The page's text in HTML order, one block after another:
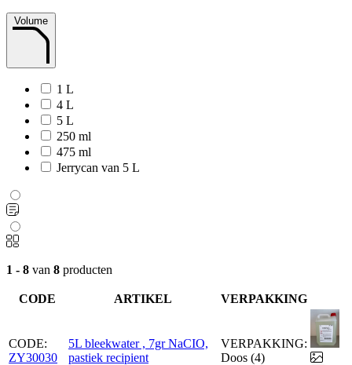
Volume
1 L
4 L
5 L
250 ml
475 ml
Jerrycan van 5 L
1 - 8 van 8 producten
CODE ARTIKEL VERPAKKING
CODE:
ZY30030
5L bleekwater , 7gr NaCIO,
pastiek recipient
VERPAKKING:
Doos (4)